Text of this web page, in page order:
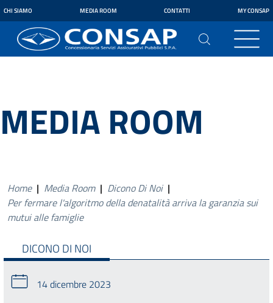
CHI SIAMO MEDIA ROOM CONTATTI MY CONSAP
MEDIA ROOM
Home | Media Room | Dicono Di Noi |
Per fermare l'algoritmo della denatalità arriva la garanzia sui
mutui alle famiglie
DICONO DI NOI
14 dicembre 2023